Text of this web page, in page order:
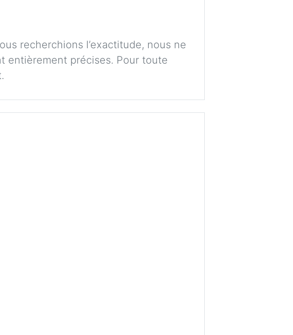
recherchions l’exactitude, nous ne
entièrement précises. Pour toute